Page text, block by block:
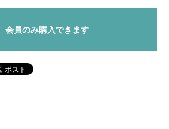
会員のみ購入できます